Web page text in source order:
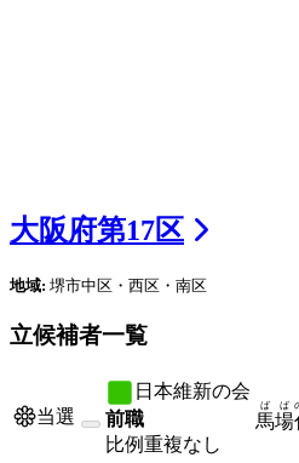
大阪府第17区
地域: 堺市中区・西区・南区
立候補者一覧
当選
日本維新の会
前職
比例重複なし
馬場
ばば